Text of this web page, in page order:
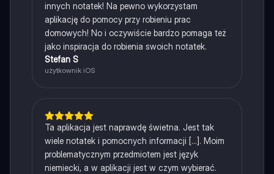
innych notatek! Na pewno wykorzystam
aplikację do pomocy przy robieniu prac
domowych! No i oczywiście bardzo pomaga też
jako inspiracja do robienia swoich notatek.
Stefan S
użytkownik iOS
Ta aplikacja jest naprawdę świetna. Jest tak
wiele notatek i pomocnych informacji [...]. Moim
problematycznym przedmiotem jest język
niemiecki, a w aplikacji jest w czym wybierać.